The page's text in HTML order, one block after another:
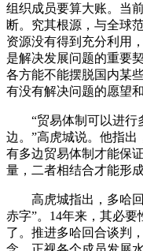
组织成员要算大账。当
断。究其根源，与全球
资源没有得到充分利用
是解决发展问题的重要
各方能不能摆脱国内某
有没有解决问题的愿望和
“贸易体制可以进行
边。”高虎城说。他指出
有多边贸易体制才能保
量，二者相结合才能形
高虎城指出，多哈回
赤字”。14年来，其必
了。推进多哈回合谈判